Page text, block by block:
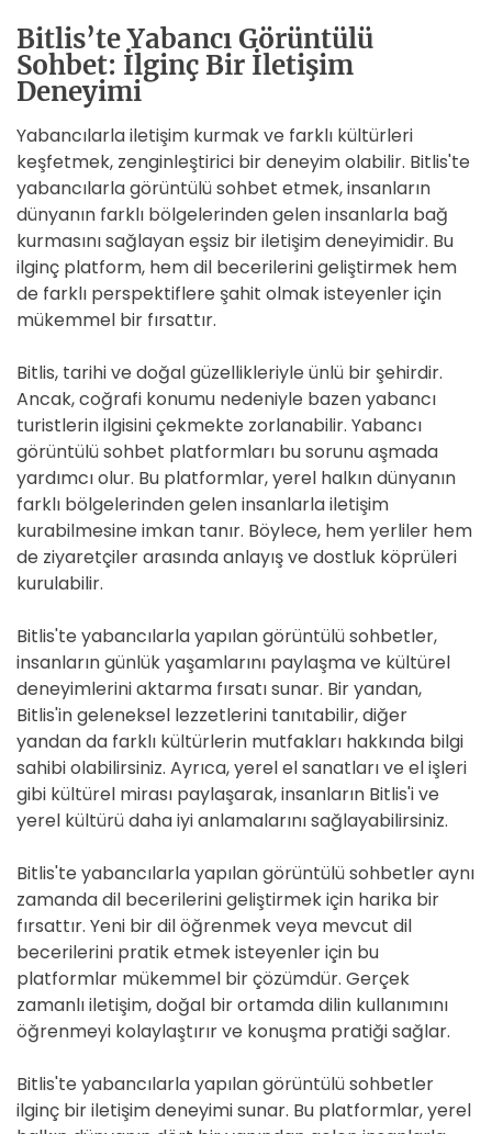
Bitlis’te Yabancı Görüntülü
Sohbet: İlginç Bir İletişim
Deneyimi
Yabancılarla iletişim kurmak ve farklı kültürleri
keşfetmek, zenginleştirici bir deneyim olabilir. Bitlis'te
yabancılarla görüntülü sohbet etmek, insanların
dünyanın farklı bölgelerinden gelen insanlarla bağ
kurmasını sağlayan eşsiz bir iletişim deneyimidir. Bu
ilginç platform, hem dil becerilerini geliştirmek hem
de farklı perspektiflere şahit olmak isteyenler için
mükemmel bir fırsattır.
Bitlis, tarihi ve doğal güzellikleriyle ünlü bir şehirdir.
Ancak, coğrafi konumu nedeniyle bazen yabancı
turistlerin ilgisini çekmekte zorlanabilir. Yabancı
görüntülü sohbet platformları bu sorunu aşmada
yardımcı olur. Bu platformlar, yerel halkın dünyanın
farklı bölgelerinden gelen insanlarla iletişim
kurabilmesine imkan tanır. Böylece, hem yerliler hem
de ziyaretçiler arasında anlayış ve dostluk köprüleri
kurulabilir.
Bitlis'te yabancılarla yapılan görüntülü sohbetler,
insanların günlük yaşamlarını paylaşma ve kültürel
deneyimlerini aktarma fırsatı sunar. Bir yandan,
Bitlis'in geleneksel lezzetlerini tanıtabilir, diğer
yandan da farklı kültürlerin mutfakları hakkında bilgi
sahibi olabilirsiniz. Ayrıca, yerel el sanatları ve el işleri
gibi kültürel mirası paylaşarak, insanların Bitlis'i ve
yerel kültürü daha iyi anlamalarını sağlayabilirsiniz.
Bitlis'te yabancılarla yapılan görüntülü sohbetler aynı
zamanda dil becerilerini geliştirmek için harika bir
fırsattır. Yeni bir dil öğrenmek veya mevcut dil
becerilerini pratik etmek isteyenler için bu
platformlar mükemmel bir çözümdür. Gerçek
zamanlı iletişim, doğal bir ortamda dilin kullanımını
öğrenmeyi kolaylaştırır ve konuşma pratiği sağlar.
Bitlis'te yabancılarla yapılan görüntülü sohbetler
ilginç bir iletişim deneyimi sunar. Bu platformlar, yerel